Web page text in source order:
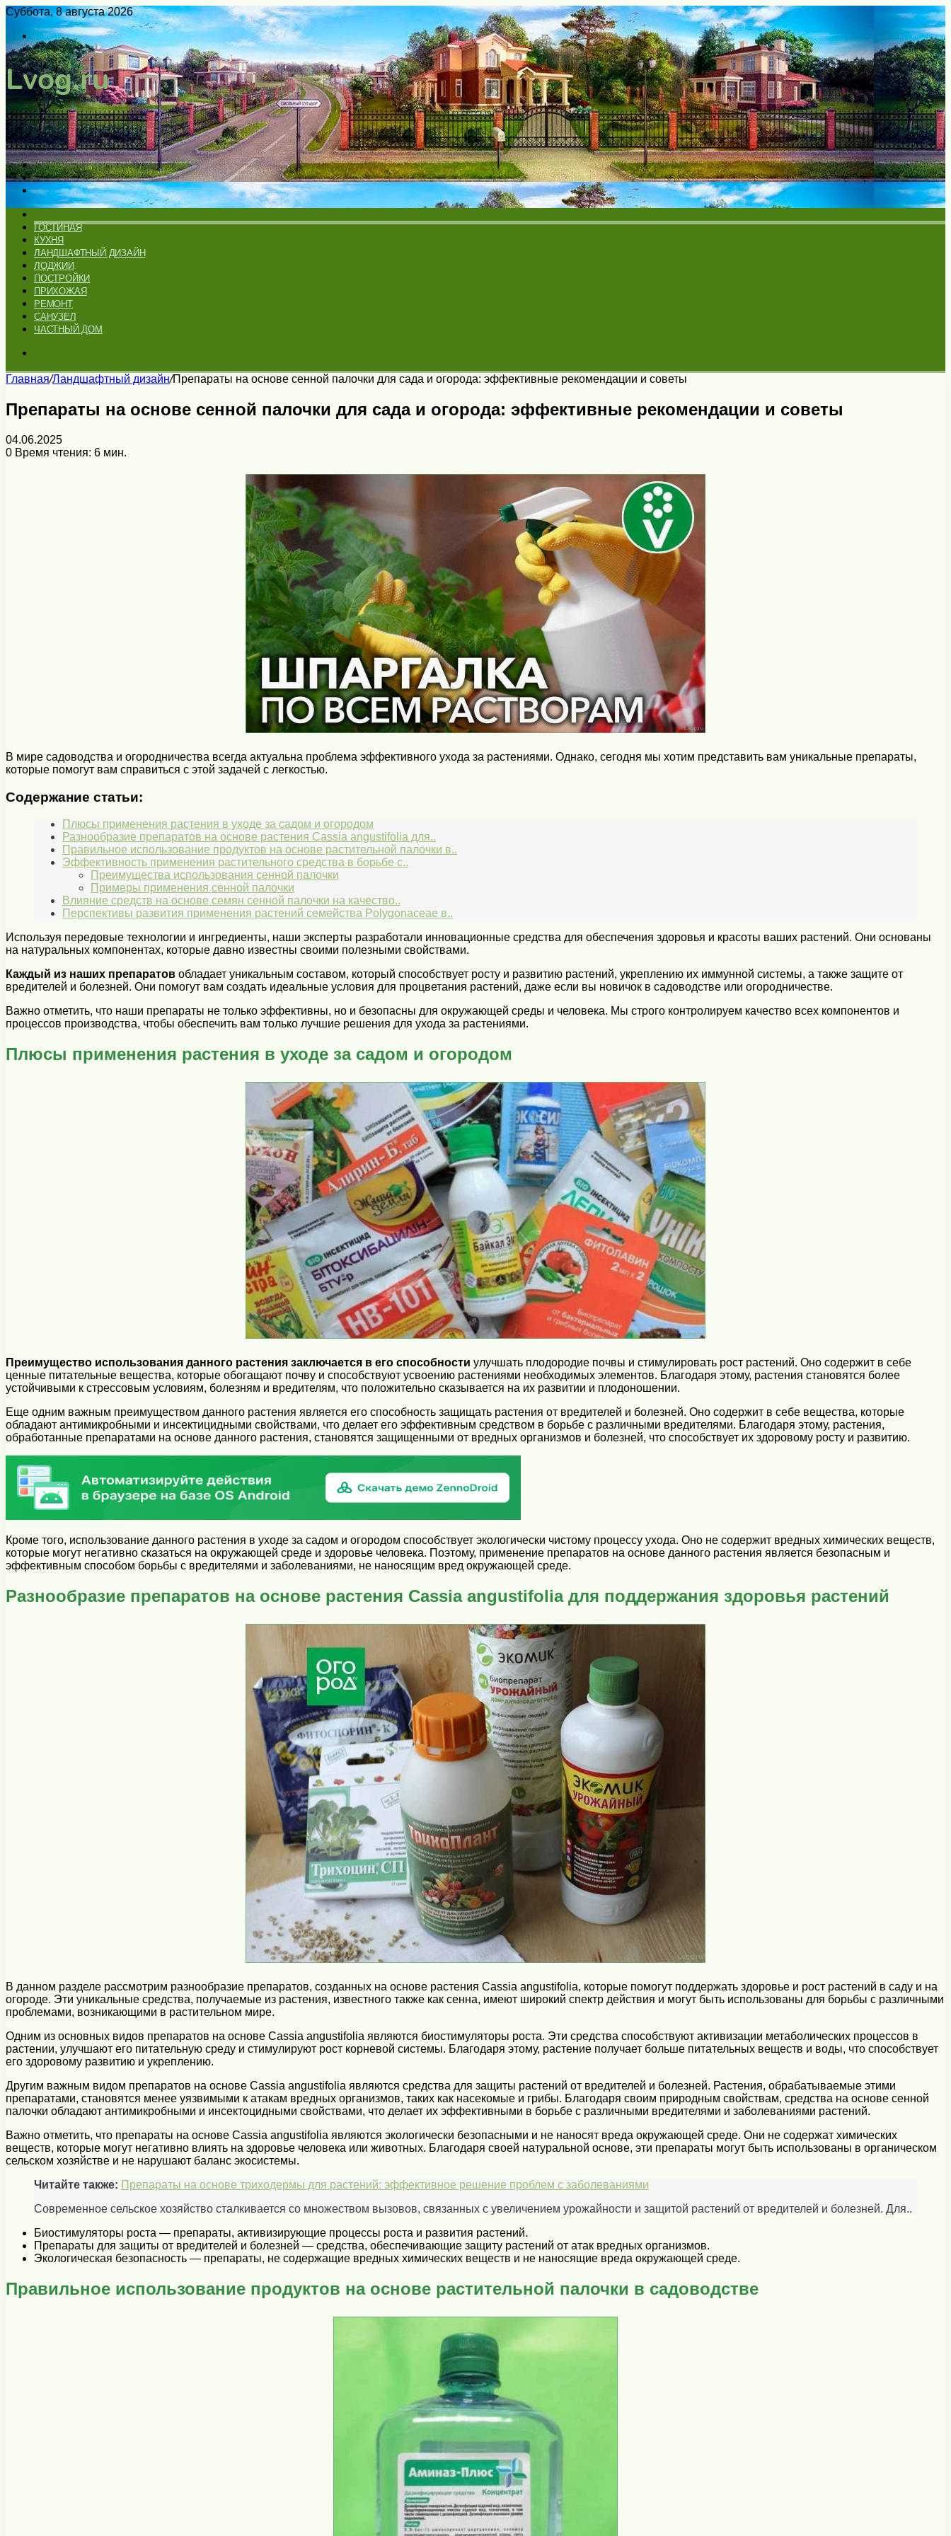
Суббота, 8 августа 2026
Войти
Switch
skin
Меню
Искать
Switch
skin
ГОСТИНАЯ
КУХНЯ
ЛАНДШАФТНЫЙ ДИЗАЙН
ЛОДЖИИ
ПОСТРОЙКИ
ПРИХОЖАЯ
РЕМОНТ
САНУЗЕЛ
ЧАСТНЫЙ ДОМ
Главная/Ландшафтный дизайн/Препараты на основе сенной палочки для сада и огорода: эффективные рекомендации и советы
Препараты на основе сенной палочки для сада и огорода: эффективные рекомендации и советы
04.06.2025
0 Время чтения: 6 мин.
В мире садоводства и огородничества всегда актуальна проблема эффективного ухода за растениями. Однако, сегодня мы хотим представить вам уникальные препараты,
которые помогут вам справиться с этой задачей с легкостью.
Содержание статьи:
Плюсы применения растения в уходе за садом и огородом
Разнообразие препаратов на основе растения Cassia angustifolia для..
Правильное использование продуктов на основе растительной палочки в..
Эффективность применения растительного средства в борьбе с..
Преимущества использования сенной палочки
Примеры применения сенной палочки
Влияние средств на основе семян сенной палочки на качество..
Перспективы развития применения растений семейства Polygonaceae в..
Используя передовые технологии и ингредиенты, наши эксперты разработали инновационные средства для обеспечения здоровья и красоты ваших растений. Они основаны
на натуральных компонентах, которые давно известны своими полезными свойствами.
Каждый из наших препаратов обладает уникальным составом, который способствует росту и развитию растений, укреплению их иммунной системы, а также защите от
вредителей и болезней. Они помогут вам создать идеальные условия для процветания растений, даже если вы новичок в садоводстве или огородничестве.
Важно отметить, что наши препараты не только эффективны, но и безопасны для окружающей среды и человека. Мы строго контролируем качество всех компонентов и
процессов производства, чтобы обеспечить вам только лучшие решения для ухода за растениями.
Плюсы применения растения в уходе за садом и огородом
Преимущество использования данного растения заключается в его способности улучшать плодородие почвы и стимулировать рост растений. Оно содержит в себе
ценные питательные вещества, которые обогащают почву и способствуют усвоению растениями необходимых элементов. Благодаря этому, растения становятся более
устойчивыми к стрессовым условиям, болезням и вредителям, что положительно сказывается на их развитии и плодоношении.
Еще одним важным преимуществом данного растения является его способность защищать растения от вредителей и болезней. Оно содержит в себе вещества, которые
обладают антимикробными и инсектицидными свойствами, что делает его эффективным средством в борьбе с различными вредителями. Благодаря этому, растения,
обработанные препаратами на основе данного растения, становятся защищенными от вредных организмов и болезней, что способствует их здоровому росту и развитию.
Кроме того, использование данного растения в уходе за садом и огородом способствует экологически чистому процессу ухода. Оно не содержит вредных химических веществ,
которые могут негативно сказаться на окружающей среде и здоровье человека. Поэтому, применение препаратов на основе данного растения является безопасным и
эффективным способом борьбы с вредителями и заболеваниями, не наносящим вред окружающей среде.
Разнообразие препаратов на основе растения Cassia angustifolia для поддержания здоровья растений
В данном разделе рассмотрим разнообразие препаратов, созданных на основе растения Cassia angustifolia, которые помогут поддержать здоровье и рост растений в саду и на
огороде. Эти уникальные средства, получаемые из растения, известного также как сенна, имеют широкий спектр действия и могут быть использованы для борьбы с различными
проблемами, возникающими в растительном мире.
Одним из основных видов препаратов на основе Cassia angustifolia являются биостимуляторы роста. Эти средства способствуют активизации метаболических процессов в
растении, улучшают его питательную среду и стимулируют рост корневой системы. Благодаря этому, растение получает больше питательных веществ и воды, что способствует
его здоровому развитию и укреплению.
Другим важным видом препаратов на основе Cassia angustifolia являются средства для защиты растений от вредителей и болезней. Растения, обрабатываемые этими
препаратами, становятся менее уязвимыми к атакам вредных организмов, таких как насекомые и грибы. Благодаря своим природным свойствам, средства на основе сенной
палочки обладают антимикробными и инсектоцидными свойствами, что делает их эффективными в борьбе с различными вредителями и заболеваниями растений.
Важно отметить, что препараты на основе Cassia angustifolia являются экологически безопасными и не наносят вреда окружающей среде. Они не содержат химических
веществ, которые могут негативно влиять на здоровье человека или животных. Благодаря своей натуральной основе, эти препараты могут быть использованы в органическом
сельском хозяйстве и не нарушают баланс экосистемы.
Читайте также: Препараты на основе триходермы для растений: эффективное решение проблем с заболеваниями
Современное сельское хозяйство сталкивается со множеством вызовов, связанных с увеличением урожайности и защитой растений от вредителей и болезней. Для..
Биостимуляторы роста — препараты, активизирующие процессы роста и развития растений.
Препараты для защиты от вредителей и болезней — средства, обеспечивающие защиту растений от атак вредных организмов.
Экологическая безопасность — препараты, не содержащие вредных химических веществ и не наносящие вреда окружающей среде.
Правильное использование продуктов на основе растительной палочки в садоводстве